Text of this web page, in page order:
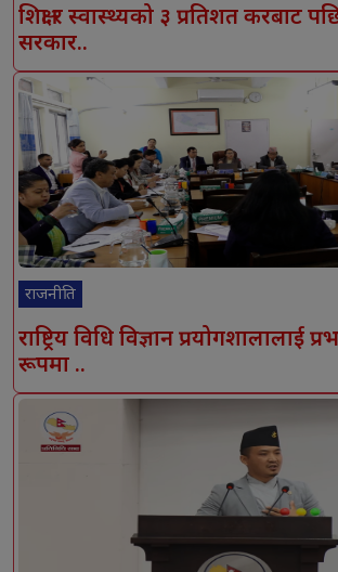
शिक्षा र स्वास्थ्यको ३ प्रतिशत करबाट
सरकार..
राजनीति
राष्ट्रिय विधि विज्ञान प्रयोगशालालाई
रूपमा ..